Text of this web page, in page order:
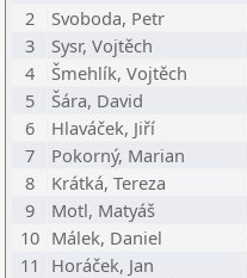
2
Svoboda, Petr
3
Sysr, Vojtěch
4
Šmehlík, Vojtěch
5
Šára, David
6
Hlaváček, Jiří
7
Pokorný, Marian
8
Krátká, Tereza
9
Motl, Matyáš
10 Málek, Daniel
11
Horáček, Jan